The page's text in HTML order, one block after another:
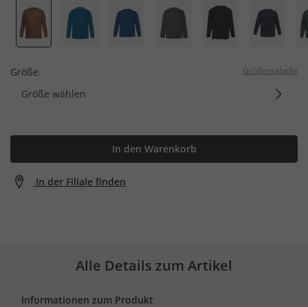
Größe: Größentabelle
Größe wählen
In den Warenkorb
In der Filiale finden
Alle Details zum Artikel
Informationen zum Produkt